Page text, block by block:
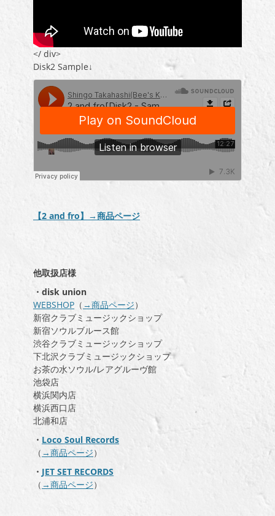
</ div>
Disk2 Sample↓
【2 and fro】→商品ページ
他取扱店様
・disk union
WEBSHOP （ →商品ページ）
新宿クラブミュージックショップ
新宿ソウルブルース館
渋谷クラブミュージックショップ
下北沢クラブミュージックショップ
お茶の水ソウル/レアグルーヴ館
池袋店
横浜関内店
横浜西口店
北浦和店
・ Loco Soul Records
（ →商品ページ）
・ JET SET RECORDS
（ →商品ページ）